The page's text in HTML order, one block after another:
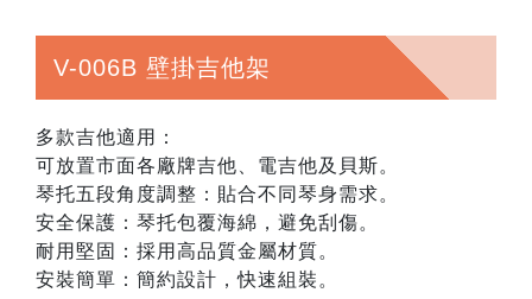
V-006B 壁掛吉他架
多款吉他適用：
可放置市面各廠牌吉他、電吉他及貝斯。
琴托五段角度調整：貼合不同琴身需求。
安全保護：琴托包覆海綿，避免刮傷。
耐用堅固：採用高品質金屬材質。
安裝簡單：簡約設計，快速組裝。